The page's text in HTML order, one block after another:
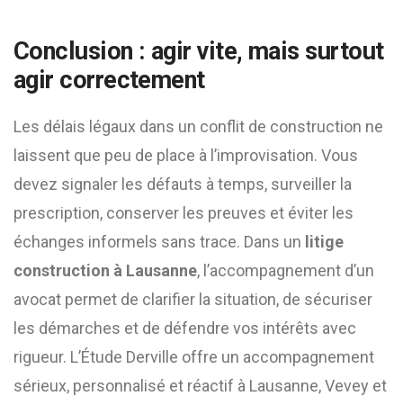
Conclusion : agir vite, mais surtout
agir correctement
Les délais légaux dans un conflit de construction ne
laissent que peu de place à l’improvisation. Vous
devez signaler les défauts à temps, surveiller la
prescription, conserver les preuves et éviter les
échanges informels sans trace. Dans un litige
construction à Lausanne, l’accompagnement d’un
avocat permet de clarifier la situation, de sécuriser
les démarches et de défendre vos intérêts avec
rigueur. L’Étude Derville offre un accompagnement
sérieux, personnalisé et réactif à Lausanne, Vevey et